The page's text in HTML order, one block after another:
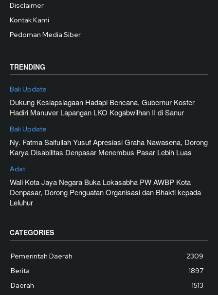
Disclaimer
Kontak Kami
Pedoman Media Siber
TRENDING
Bali Update
Dukung Kesiapsiagaan Hadapi Bencana, Gubernur Koster
Hadiri Manuver Lapangan LKO Kogabwilhan II di Sanur
Bali Update
Ny. Fatma Saifullah Yusuf Apresiasi Graha Nawasena, Dorong
Karya Disabilitas Denpasar Menembus Pasar Lebih Luas
Adat
Wali Kota Jaya Negara Buka Lokasabha PW AWBP Kota
Denpasar, Dorong Penguatan Organisasi dan Bhakti kepada
Leluhur
CATEGORIES
Pemerintah Daerah
2309
Berita
1897
Daerah
1513